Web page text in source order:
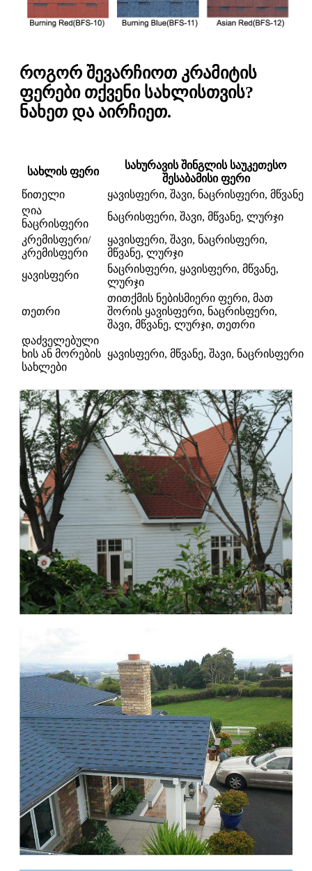
როგორ შევარჩიოთ კრამიტის
ფერები თქვენი სახლისთვის?
ნახეთ და აირჩიეთ.
სახლის ფერი
სახურავის შინგლის საუკეთესო
შესაბამისი ფერი
წითელი
ყავისფერი, შავი, ნაცრისფერი, მწვანე
ღია
ნაცრისფერი
ნაცრისფერი, შავი, მწვანე, ლურჯი
კრემისფერი/
კრემისფერი
ყავისფერი, შავი, ნაცრისფერი,
მწვანე, ლურჯი
ყავისფერი
ნაცრისფერი, ყავისფერი, მწვანე,
ლურჯი
თეთრი
თითქმის ნებისმიერი ფერი, მათ
შორის ყავისფერი, ნაცრისფერი,
შავი, მწვანე, ლურჯი, თეთრი
დაძველებული
ხის ან მორების
სახლები
ყავისფერი, მწვანე, შავი, ნაცრისფერი